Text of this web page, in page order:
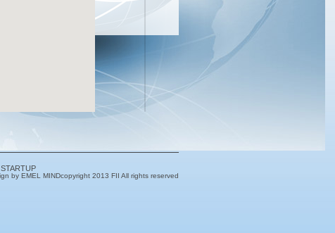
copyright 2013 FII All rights reserved
by EMEL MIND